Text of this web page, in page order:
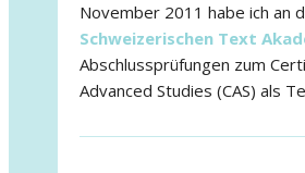
November 2011 habe ich an
Schweizerischen Text
Abschlussprüfungen zum
Advanced Studies (CAS) als